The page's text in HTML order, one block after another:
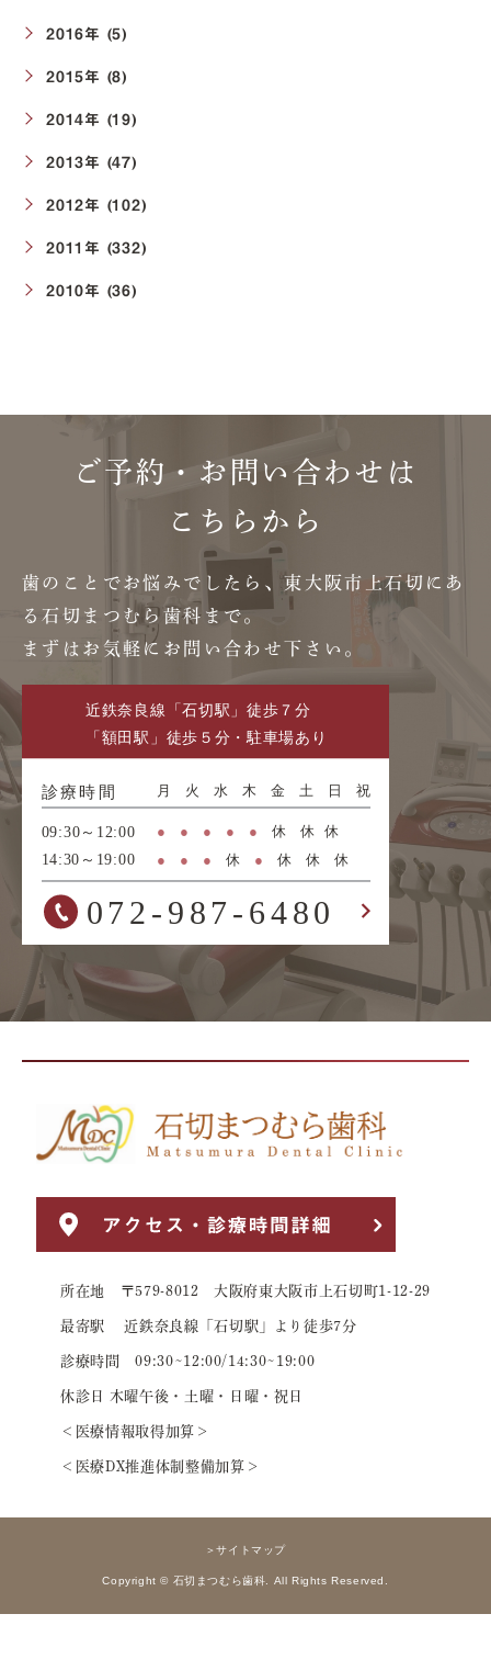
2016年 (5)
2015年 (8)
2014年 (19)
2013年 (47)
2012年 (102)
2011年 (332)
2010年 (36)
ご予約・お問い合わせは
こちらから
歯のことでお悩みでしたら、東大阪市上石切にあ
る石切まつむら歯科まで。
まずはお気軽にお問い合わせ下さい。
所在地 〒579-8012 大阪府東大阪市上石切町1-12-29
最寄駅 近鉄奈良線「石切駅」より徒歩7分
診療時間 09:30~12:00/14:30~19:00
休診日 木曜午後・土曜・日曜・祝日
＜医療情報取得加算＞
＜医療DX推進体制整備加算＞
＞サイトマップ
Copyright © 石切まつむら歯科. All Rights Reserved.